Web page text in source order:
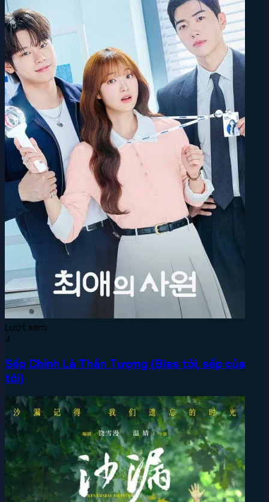
Lượt xem:
4
Sếp Chính Là Thần Tượng (Bias tôi, sếp của
tôi)